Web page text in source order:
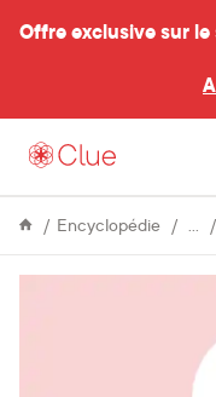
Offre exclusive sur
Encyclopédie